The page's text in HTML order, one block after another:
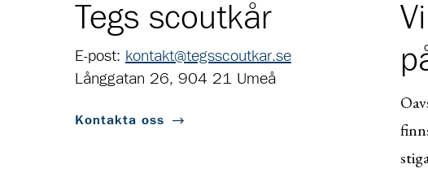
Tegs scoutkår
E-post: kontakt@tegsscoutkar.se
Långgatan 26, 904 21 Umeå
Kontakta oss